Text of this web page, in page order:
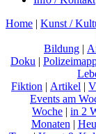
Home | Kunst /
Bildung |
Doku |
Fiktion | Artikel |
Events am
Woche | in 2
Monaten |